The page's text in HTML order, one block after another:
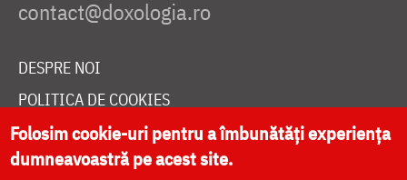
DESPRE NOI
POLITICA DE COOKIES
DONEAZĂ ONLINE PENTRU CATEDRALA NAȚIONALĂ
Folosim cookie-uri pentru a îmbunătăți experiența
dumneavoastră pe acest site.